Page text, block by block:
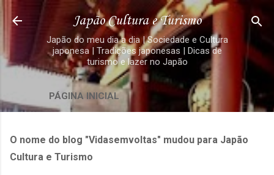
Pular para o conteúdo principal
Japão Cultura e Turismo
Japão do meu dia a dia | Sociedade e Cultura
japonesa | Tradições japonesas | Dicas de
turismo e lazer no Japão
PÁGINA INICIAL
O nome do blog "Vidasemvoltas" mudou para Japão
Cultura e Turismo